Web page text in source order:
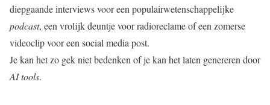
diepgaande interviews voor een populairwetenschappelijke
podcast, een vrolijk deuntje voor radioreclame of een zomerse
videoclip voor een social media post.
Je kan het zo gek niet bedenken of je kan het laten genereren door
AI tools.